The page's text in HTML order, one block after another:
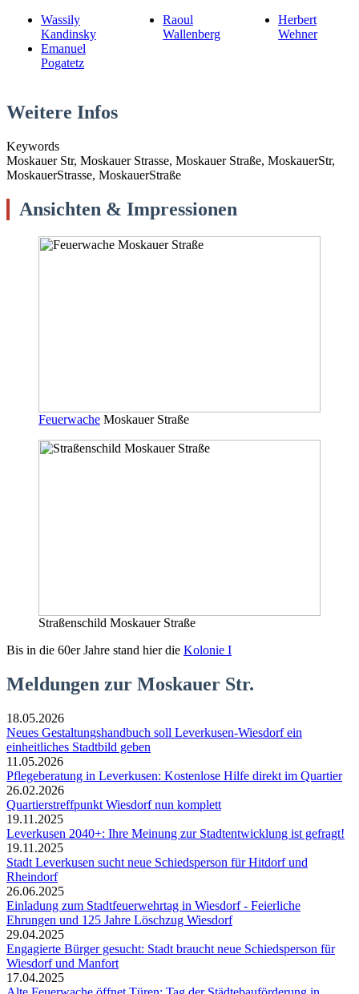
Wassily
Kandinsky
Emanuel
Pogatetz
Raoul
Wallenberg
Herbert
Wehner
Weitere Infos
Keywords
Moskauer Str, Moskauer Strasse, Moskauer Straße, MoskauerStr,
MoskauerStrasse, MoskauerStraße
Ansichten & Impressionen
Feuerwache Moskauer Straße
Straßenschild Moskauer Straße
Bis in die 60er Jahre stand hier die Kolonie I
Meldungen zur Moskauer Str.
18.05.2026
Neues Gestaltungshandbuch soll Leverkusen-Wiesdorf ein
einheitliches Stadtbild geben
11.05.2026
Pflegeberatung in Leverkusen: Kostenlose Hilfe direkt im Quartier
26.02.2026
Quartierstreffpunkt Wiesdorf nun komplett
19.11.2025
Leverkusen 2040+: Ihre Meinung zur Stadtentwicklung ist gefragt!
19.11.2025
Stadt Leverkusen sucht neue Schiedsperson für Hitdorf und
Rheindorf
26.06.2025
Einladung zum Stadtfeuerwehrtag in Wiesdorf - Feierliche
Ehrungen und 125 Jahre Löschzug Wiesdorf
29.04.2025
Engagierte Bürger gesucht: Stadt braucht neue Schiedsperson für
Wiesdorf und Manfort
17.04.2025